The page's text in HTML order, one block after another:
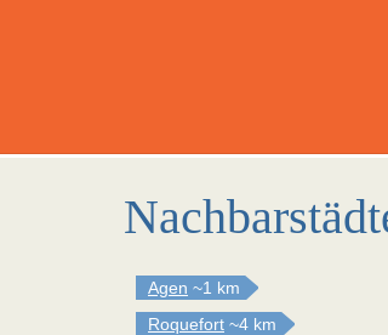
Agen ~1 km
Roquefort ~4 km